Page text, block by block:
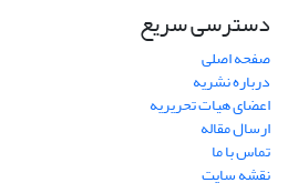
دسترسی سریع
صفحه اصلی
درباره نشریه
اعضای هیات تحریریه
ارسال مقاله
تماس با ما
نقشه سایت